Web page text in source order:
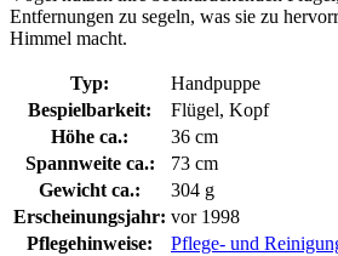
Entfernungen zu segeln, was sie zu
Himmel macht.
Typ:
Handpuppe
Bespielbarkeit:
Flügel, Kopf
Höhe ca.:
36 cm
Spannweite ca.:
73 cm
Gewicht ca.:
304 g
Erscheinungsjahr: vor 1998
Pflegehinweise:
Pflege- und